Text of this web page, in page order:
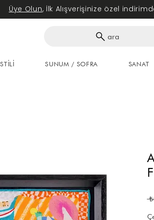
Üye Olun, İlk Alışverişinize özel
ara
SUNUM / SOFRA SANAT